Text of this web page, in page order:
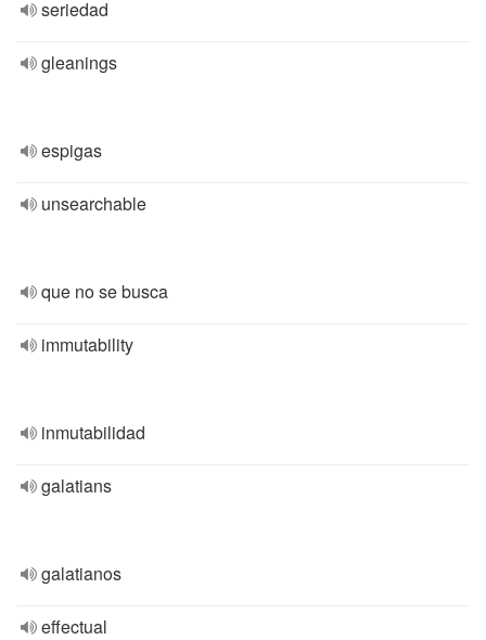
seriedad
gleanings
espigas
unsearchable
que no se busca
immutability
inmutabilidad
galatians
galatianos
effectual